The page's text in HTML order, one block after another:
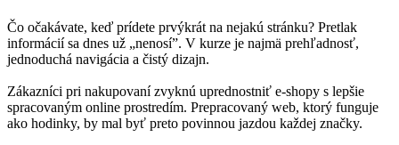
Čo očakávate, keď prídete prvýkrát na nejakú stránku? Pretlak
informácií sa dnes už „nenosí”. V kurze je najmä prehľadnosť,
jednoduchá navigácia a čistý dizajn.
Zákazníci pri nakupovaní zvyknú uprednostniť e-shopy s lepšie
spracovaným online prostredím. Prepracovaný web, ktorý funguje
ako hodinky, by mal byť preto povinnou jazdou každej značky.